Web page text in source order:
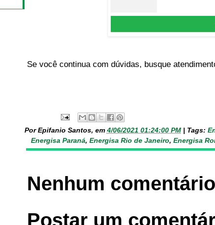
Se você continua com dúvidas, busque
Por Epifanio Santos, em 4/06/2021 01:24:00 PM Tags:
Energisa Paraná, Energisa Rio de Janeiro, Energisa
Nenhum
Postar um